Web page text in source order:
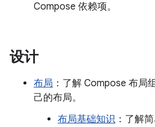
Compose 依赖项。
设计
布局 ：了解 Compose 布局
己的布局。
布局基础知识 ：了解